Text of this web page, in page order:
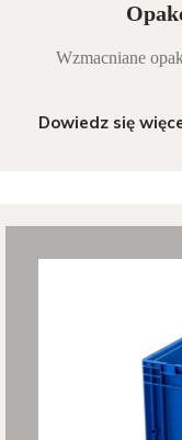
Wzmacniane
Dowiedz się